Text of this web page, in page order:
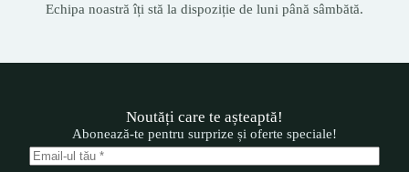
Echipa noastră îți stă la dispoziție de luni până sâmbătă.
Noutăți care te așteaptă!
Abonează-te pentru surprize și oferte speciale!